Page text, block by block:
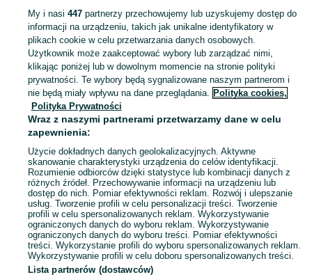
KATEGORIA
Skorzystaj z największego serwisu ogłoszeniowego - Brzezówka i okolice! Kupuj to, czego pragniesz i sprzedawaj to, czego już nie potrzebujesz! Zobacz
Mapa kategorii
Mapa miejscowości
Mapa ministron
Popularne wyszukiwania
My i nasi 447partnerzy przechowujemy lub uzyskujemy dostęp do
informacji na urządzeniu, takich jak unikalne identyfikatory w
plikach cookie w celu przetwarzania danych osobowych.
Użytkownik może zaakceptować wybory lub zarządzać nimi,
klikając poniżej lub w dowolnym momencie na stronie polityki
prywatności. Te wybory będą sygnalizowane naszym partnerom i
nie będą miały wpływu na dane przeglądania. Polityka cookies,
Polityka Prywatności
Wraz z naszymi partnerami przetwarzamy dane w celu
zapewnienia:
Użycie dokładnych danych geolokalizacyjnych. Aktywne
skanowanie charakterystyki urządzenia do celów identyfikacji.
Rozumienie odbiorców dzięki statystyce lub kombinacji danych z
różnych źródeł. Przechowywanie informacji na urządzeniu lub
dostęp do nich. Pomiar efektywności reklam. Rozwój i ulepszanie
usług. Tworzenie profili w celu personalizacji treści. Tworzenie
profili w celu spersonalizowanych reklam. Wykorzystywanie
ograniczonych danych do wyboru reklam. Wykorzystywanie
ograniczonych danych do wyboru treści. Pomiar efektywności
treści. Wykorzystanie profili do wyboru spersonalizowanych reklam.
Wykorzystywanie profili w celu doboru spersonalizowanych treści.
Lista partnerów (dostawców)